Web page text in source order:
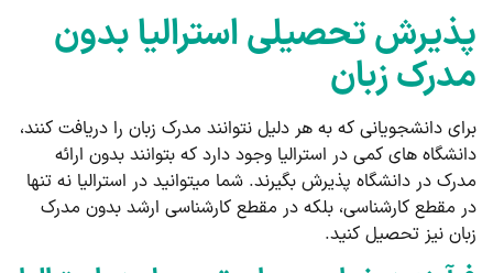
پذیرش تحصیلی استرالیا بدون
مدرک زبان
برای دانشجویانی که به هر دلیل نتوانند مدرک زبان را دریافت کنند،
دانشگاه­ های کمی در استرالیا وجود دارد که بتوانند بدون ارائه
مدرک در دانشگاه پذیرش بگیرند. شما می­توانید در استرالیا نه تنها
در مقطع کارشناسی، بلکه در مقطع کارشناسی ارشد بدون مدرک
زبان نیز تحصیل کنید.